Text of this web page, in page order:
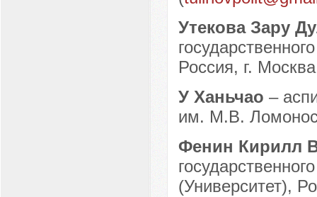
Утекова Зару
Россия, г.
У Ханьчао –
им. М.В.
Фенин Кирилл
(Университет),